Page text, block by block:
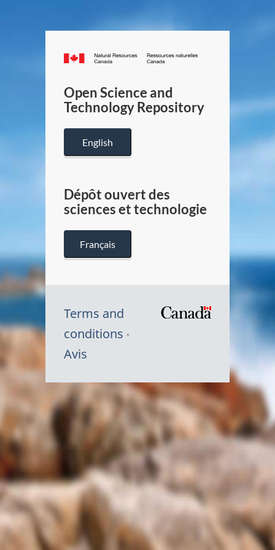
Canada.ca
/
Canada
Open Science and
Technology Repository
English
Dépôt ouvert des
sciences et technologie
Français
Terms and
conditions
Avis
Symbole
du
Canada